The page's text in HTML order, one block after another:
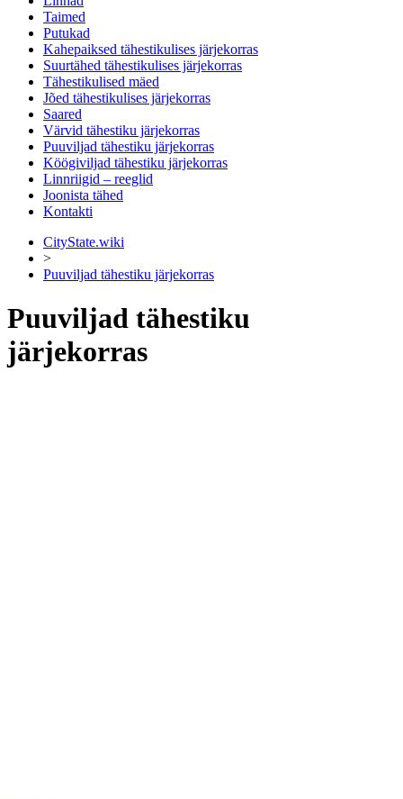
Taimed
Putukad
Kahepaiksed tähestikulises järjekorras
Suurtähed tähestikulises järjekorras
Tähestikulised mäed
Jõed tähestikulises järjekorras
Saared
Värvid tähestiku järjekorras
Puuviljad tähestiku järjekorras
Köögiviljad tähestiku järjekorras
Linnriigid – reeglid
Joonista tähed
Kontakti
CityState.wiki
>
Puuviljad tähestiku järjekorras
Puuviljad tähestiku
järjekorras